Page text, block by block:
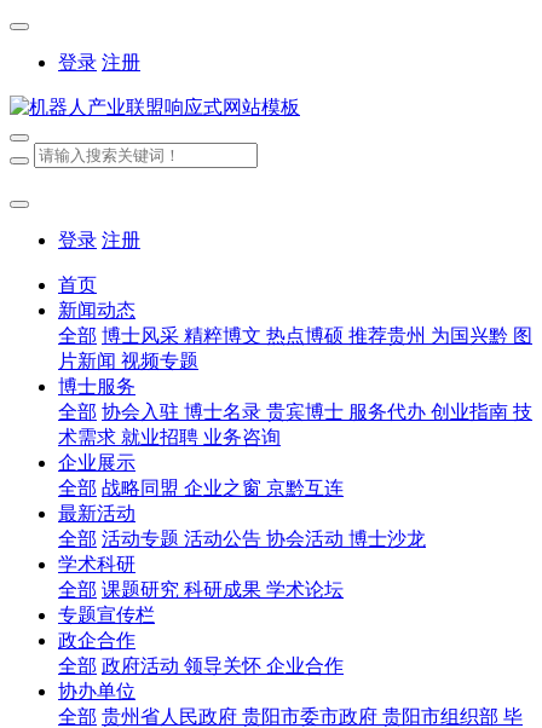
登录 注册
登录 注册
首页
新闻动态
全部 博士风采 精粹博文 热点博硕 推荐贵州 为国兴黔 图
片新闻 视频专题
博士服务
全部 协会入驻 博士名录 贵宾博士 服务代办 创业指南 技
术需求 就业招聘 业务咨询
企业展示
全部 战略同盟 企业之窗 京黔互连
最新活动
全部 活动专题 活动公告 协会活动 博士沙龙
学术科研
全部 课题研究 科研成果 学术论坛
专题宣传栏
政企合作
全部 政府活动 领导关怀 企业合作
协办单位
全部 贵州省人民政府 贵阳市委市政府 贵阳市组织部 毕